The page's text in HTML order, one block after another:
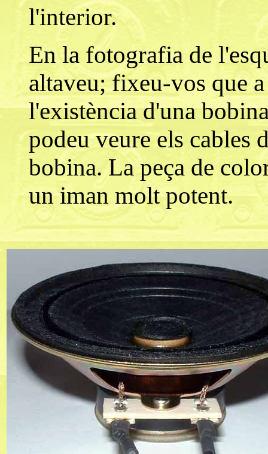
l'interior.
En la fotografia de
altaveu; fixeu-vos que
l'existència d'una
podeu veure els cables
bobina. La peça de
un iman molt potent.